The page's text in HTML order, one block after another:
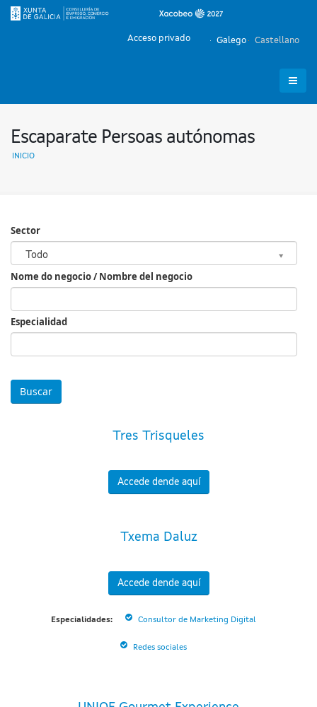
Galego Castellano
Acceso privado
Escaparate Persoas autónomas
INICIO
Sector
Todo
Sector
Nome do negocio / Nombre del negocio
Especialidad
Tres Trisqueles
Accede dende aquí
Txema Daluz
Accede dende aquí
Especialidades: Consultor de Marketing Digital
Redes sociales